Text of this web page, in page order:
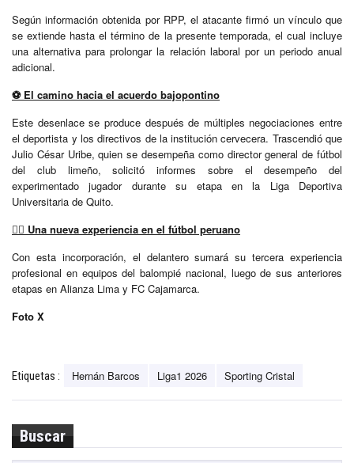
Según información obtenida por RPP, el atacante firmó un vínculo que
se extiende hasta el término de la presente temporada, el cual incluye
una alternativa para prolongar la relación laboral por un periodo anual
adicional.
⚽El camino hacia el acuerdo bajopontino
Este desenlace se produce después de múltiples negociaciones entre
el deportista y los directivos de la institución cervecera. Trascendió que
Julio César Uribe, quien se desempeña como director general de fútbol
del club limeño, solicitó informes sobre el desempeño del
experimentado jugador durante su etapa en la Liga Deportiva
Universitaria de Quito.
🏃‍♂️ Una nueva experiencia en el fútbol peruano
Con esta incorporación, el delantero sumará su tercera experiencia
profesional en equipos del balompié nacional, luego de sus anteriores
etapas en Alianza Lima y FC Cajamarca.
Foto X
Etiquetas : Hernán Barcos Liga1 2026 Sporting Cristal
Buscar